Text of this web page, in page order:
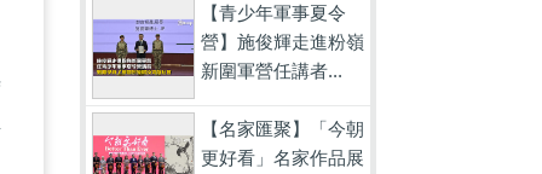
【青少年軍事夏令
營】施俊輝走進粉嶺
新圍軍營任講者...
【名家匯聚】「今朝
更好看」名家作品展